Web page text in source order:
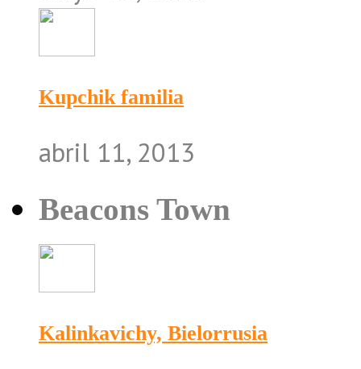
Kupchik familia
abril 11, 2013
Beacons Town
Kalinkavichy, Bielorrusia